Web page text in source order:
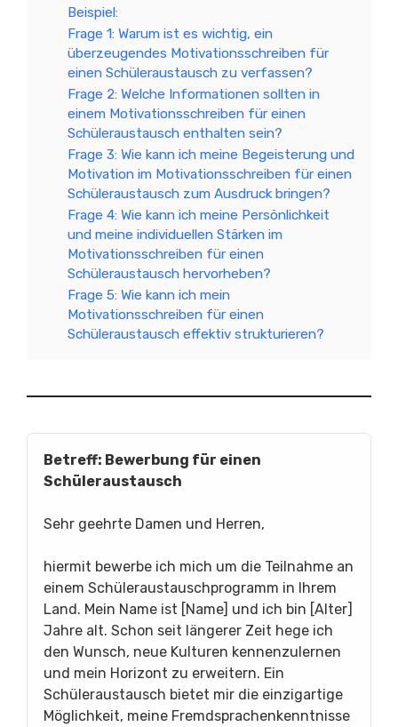
Beispiel:
Frage 1: Warum ist es wichtig, ein
überzeugendes Motivationsschreiben für
einen Schüleraustausch zu verfassen?
Frage 2: Welche Informationen sollten in
einem Motivationsschreiben für einen
Schüleraustausch enthalten sein?
Frage 3: Wie kann ich meine Begeisterung und
Motivation im Motivationsschreiben für einen
Schüleraustausch zum Ausdruck bringen?
Frage 4: Wie kann ich meine Persönlichkeit
und meine individuellen Stärken im
Motivationsschreiben für einen
Schüleraustausch hervorheben?
Frage 5: Wie kann ich mein
Motivationsschreiben für einen
Schüleraustausch effektiv strukturieren?
Betreff: Bewerbung für einen
Schüleraustausch
Sehr geehrte Damen und Herren,
hiermit bewerbe ich mich um die Teilnahme an
einem Schüleraustauschprogramm in Ihrem
Land. Mein Name ist [Name] und ich bin [Alter]
Jahre alt. Schon seit längerer Zeit hege ich
den Wunsch, neue Kulturen kennenzulernen
und mein Horizont zu erweitern. Ein
Schüleraustausch bietet mir die einzigartige
Möglichkeit, meine Fremdsprachenkenntnisse